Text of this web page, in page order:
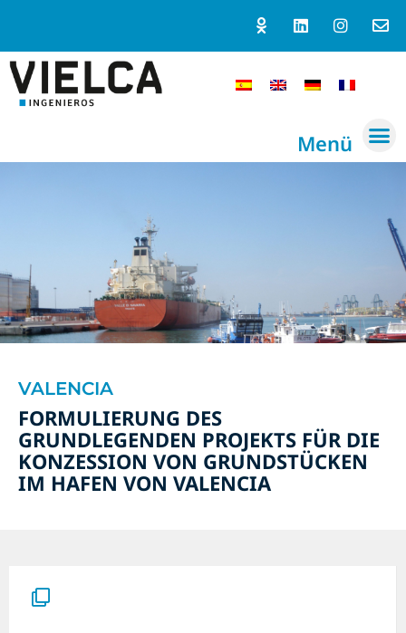
Menü
VALENCIA
FORMULIERUNG DES
GRUNDLEGENDEN PROJEKTS FÜR DIE
KONZESSION VON GRUNDSTÜCKEN
IM HAFEN VON VALENCIA